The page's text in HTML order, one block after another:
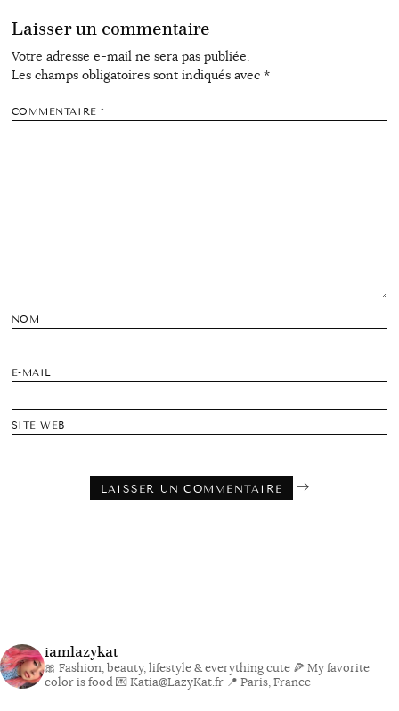
Laisser un commentaire
Votre adresse e-mail ne sera pas publiée.
Les champs obligatoires sont indiqués avec *
COMMENTAIRE*
NOM
E-MAIL
SITE WEB
iamlazykat
🎀 Fashion, beauty, lifestyle & everything cute 🍕 My favorite
color is food💌 Katia@LazyKat.fr 📍 Paris, France